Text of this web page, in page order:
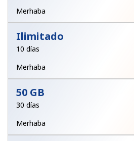
Merhaba
Ilimitado
10 días
Merhaba
50 GB
30 días
Merhaba